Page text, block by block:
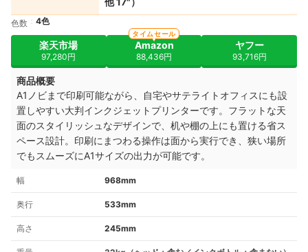
色数 4色
楽天市場
97,280円
Amazon
88,436円
タイムセール
ヤフー
93,716円
商品概要
A1ノビまで印刷可能ながら、自宅やサテライトオフィスにも設
置しやすい大判インクジェットプリンターです。フラットな天
面のスタイリッシュなデザインで、机や棚の上にも置ける省ス
ペース設計。印刷にまつわる操作は面から実行でき、狭い場所
でもスムーズにA1サイズの出力が可能です。
幅 968mm
奥行 533mm
高さ 245mm